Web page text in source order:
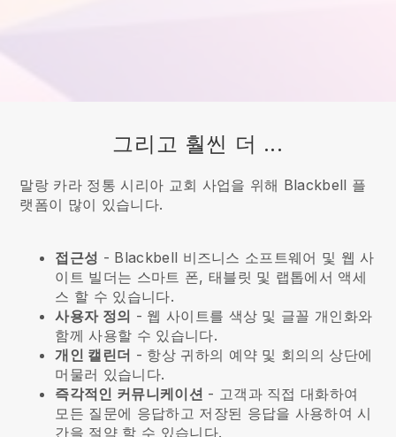
그리고 훨씬 더 ...
말랑 카라 정통 시리아 교회 사업을 위해 Blackbell 플
랫폼이 많이 있습니다.
접근성 - Blackbell 비즈니스 소프트웨어 및 웹 사
이트 빌더는 스마트 폰, 태블릿 및 랩톱에서 액세
스 할 수 있습니다.
사용자 정의 - 웹 사이트를 색상 및 글꼴 개인화와
함께 사용할 수 있습니다.
개인 캘린더 - 항상 귀하의 예약 및 회의의 상단에
머물러 있습니다.
즉각적인 커뮤니케이션 - 고객과 직접 대화하여
모든 질문에 응답하고 저장된 응답을 사용하여 시
간을 절약 할 수 있습니다.